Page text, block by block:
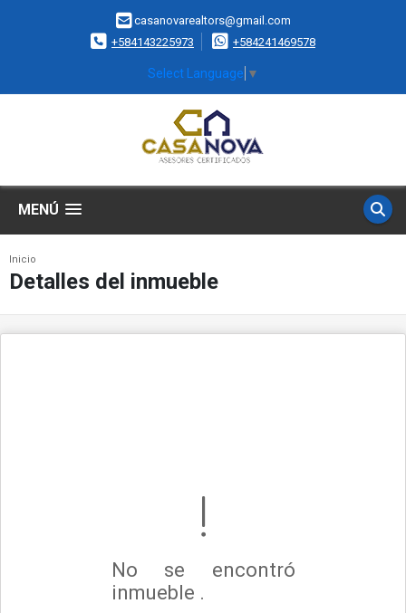
casanovarealtors@gmail.com
+584143225973
+584241469578
Select Language ▼
MENÚ
Inicio
Detalles del inmueble
No se encontró
inmueble .